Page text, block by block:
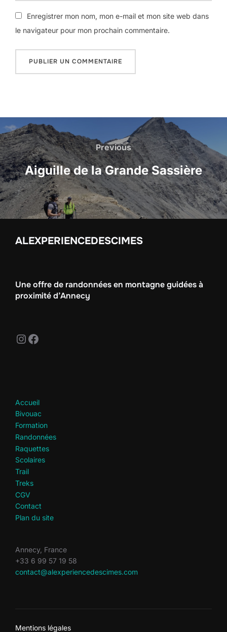
Enregistrer mon nom, mon e-mail et mon site web dans
le navigateur pour mon prochain commentaire.
Navigation
de
l’article
Previous
Previous
Aiguille de la Grande Sassière
ALEXPERIENCEDESCIMES
Une offre de randonnées en montagne guidées à
proximité d’Annecy
Instagram
Facebook
Accueil
Bivouac
Formation
Randonnées
Raquettes
Scolaires
Trail
Treks
CGV
Contact
Plan du site
Annecy, France
+33 6 99 57 19 58
contact@alexperiencedescimes.com
Mentions légales